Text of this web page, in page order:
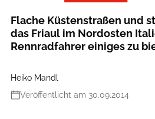
Flache Küstenstraßen und
das Friaul im Nordosten
Rennradfahrer einiges zu
Heiko Mandl
Veröffentlicht am 30.09.2014